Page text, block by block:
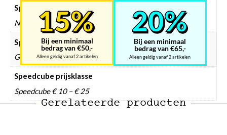
Speedcube bundels
Nee
Speedcube magneten
Geen
Speedcube prijsklasse
Speedcube € 10 – € 25
Bij een minimaal
bedrag van €50,-
Alleen geldig vanaf 2 artikelen
Bij een minimaal
bedrag van €65,-
Alleen geldig vanaf 2 artikelen
Gerelateerde producten